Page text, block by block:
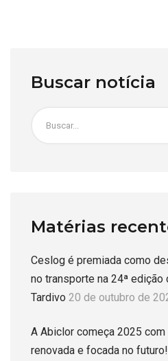
Buscar notícia
Matérias
Ceslog é premiada como
no transporte na 24ª
Tardivo 20 de outubro de
A Abiclor começa 2025 com
renovada e focada no futuro!